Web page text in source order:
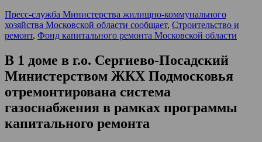
Пресс-служба Министерства жилищно-коммунального
хозяйства Московской области сообщает, Строительство и
ремонт, Фонд капитального ремонта Московской области
В 1 доме в г.о. Сергиево-Посадский
Министерством ЖКХ Подмосковья
отремонтирована система
газоснабжения в рамках программы
капитального ремонта